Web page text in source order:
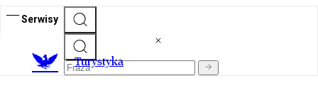
Serwisy
Turystyka